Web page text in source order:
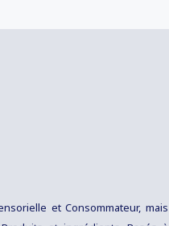
et Consommateur, mais